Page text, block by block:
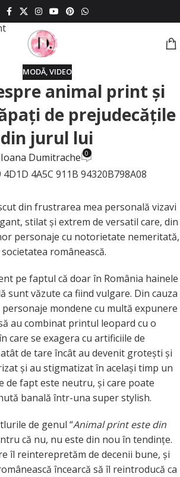
MODĂ,VIDEO
animal print și
de prejudecățile
din jurul lui
Ioana Dumitrache 0
din frustrarea mea personală vizavi
stilat și extrem de versatil care, din
personaje cu notorietate nemeritată,
românească.
pe faptul că doar în România hainele
sunt văzute ca fiind vulgare. Din cauza
mondene cu multă expunere
au combinat printul leopard cu o
care se exagera cu artificiile de
de tare încât au devenit grotești și
și au stigmatizat în același timp un
de fapt este neutru, și care poate
banală într-una super stylish.
de genul “Animal print este din
că nu, nu este din nou în tendințe.
îl reinterepretăm de decenii bune, și
încearcă să îl reintroducă ca